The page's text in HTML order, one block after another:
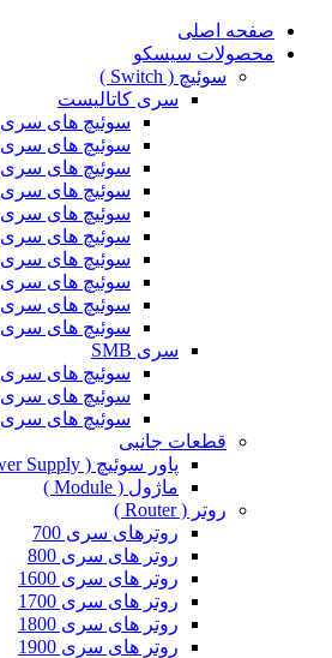
صفحه اصلی
محصولات سیسکو
سوئیچ ( Switch )
سری کاتالیست
سوئیچ های سری 2950
سوئیچ های سری 2960
سوئیچ های سری 3560
سوئیچ های سری 3650
سوئیچ های سری 3750
سوئیچ های سری 3850
سوئیچ های سری 9200
سوئیچ های سری 9200L
سوئیچ های سری 9300
سوئیچ های سری 9500
سری SMB
سوئیچ های سری 110
سوئیچ های سری 200
سوئیچ های سری 300
قطعات جانبی
پاور سوئیچ ( Power Supply )
ماژول ( Module )
روتر ( Router )
روترهای سری 700
روتر های سری 800
روتر های سری 1600
روتر های سری 1700
روتر های سری 1800
روتر های سری 1900